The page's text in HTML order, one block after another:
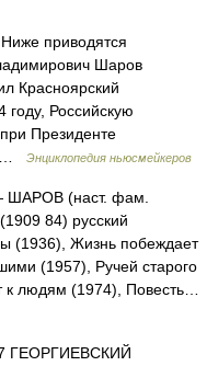
приводятся
Шаров
Красноярский
году, Российскую
Президенте
…
Энциклопедия ньюсмейкеров
(наст. фам.
84) русский
(1936), Жизнь побеждает
(1957), Ручей старого
людям (1974), Повесть…
ГЕОРГИЕВСКИЙ